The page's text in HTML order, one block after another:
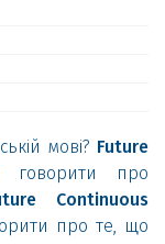
мові? Future
говорити про
Continuous
про те, що